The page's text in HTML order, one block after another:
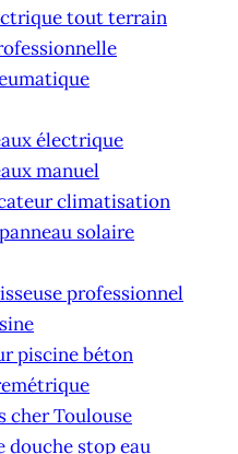
tout terrain
électrique
manuel
climatisation
solaire
professionnel
piscine béton
cher Toulouse
douche stop eau